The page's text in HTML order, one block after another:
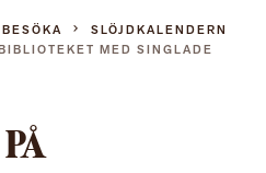
SLÖJDKALENDERN
MED SINGLADE